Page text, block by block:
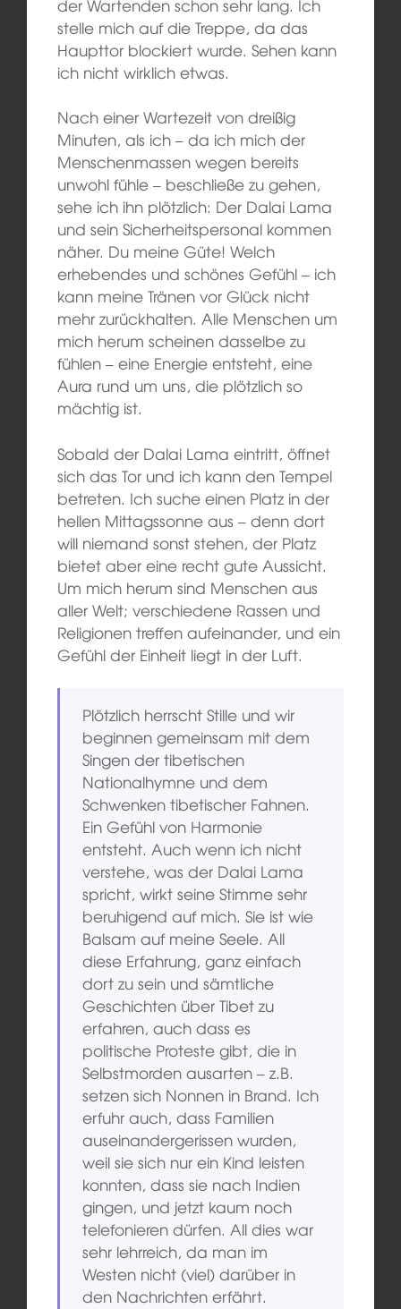
der Wartenden schon sehr lang. Ich
stelle mich auf die Treppe, da das
Haupttor blockiert wurde. Sehen kann
ich nicht wirklich etwas.
Nach einer Wartezeit von dreißig
Minuten, als ich – da ich mich der
Menschenmassen wegen bereits
unwohl fühle – beschließe zu gehen,
sehe ich ihn plötzlich: Der Dalai Lama
und sein Sicherheitspersonal kommen
näher. Du meine Güte! Welch
erhebendes und schönes Gefühl – ich
kann meine Tränen vor Glück nicht
mehr zurückhalten. Alle Menschen um
mich herum scheinen dasselbe zu
fühlen – eine Energie entsteht, eine
Aura rund um uns, die plötzlich so
mächtig ist.
Sobald der Dalai Lama eintritt, öffnet
sich das Tor und ich kann den Tempel
betreten. Ich suche einen Platz in der
hellen Mittagssonne aus – denn dort
will niemand sonst stehen, der Platz
bietet aber eine recht gute Aussicht.
Um mich herum sind Menschen aus
aller Welt; verschiedene Rassen und
Religionen treffen aufeinander, und ein
Gefühl der Einheit liegt in der Luft.
Plötzlich herrscht Stille und wir
beginnen gemeinsam mit dem
Singen der tibetischen
Nationalhymne und dem
Schwenken tibetischer Fahnen.
Ein Gefühl von Harmonie
entsteht. Auch wenn ich nicht
verstehe, was der Dalai Lama
spricht, wirkt seine Stimme sehr
beruhigend auf mich. Sie ist wie
Balsam auf meine Seele. All
diese Erfahrung, ganz einfach
dort zu sein und sämtliche
Geschichten über Tibet zu
erfahren, auch dass es
politische Proteste gibt, die in
Selbstmorden ausarten – z.B.
setzen sich Nonnen in Brand. Ich
erfuhr auch, dass Familien
auseinandergerissen wurden,
weil sie sich nur ein Kind leisten
konnten, dass sie nach Indien
gingen, und jetzt kaum noch
telefonieren dürfen. All dies war
sehr lehrreich, da man im
Westen nicht (viel) darüber in
den Nachrichten erfährt.